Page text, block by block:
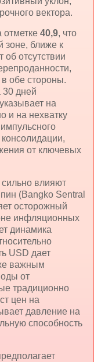
вектора.
отметке 40,9, что
зоне, ближе к
об отсутствии
обе стороны.
30 дней
на
и на нехватку
от ключевых
влияют
(Bangko Sentral
осторожный
инфляционных
динамика
USD дает
важным
от
традиционно
цен на
давление на
способность